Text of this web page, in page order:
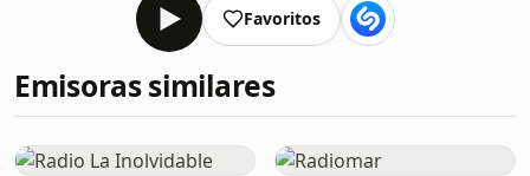
Favoritos
Emisoras similares